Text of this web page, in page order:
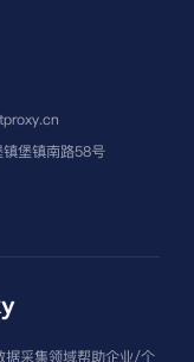
镇堡镇南路58号
据采集领域帮助企业/个